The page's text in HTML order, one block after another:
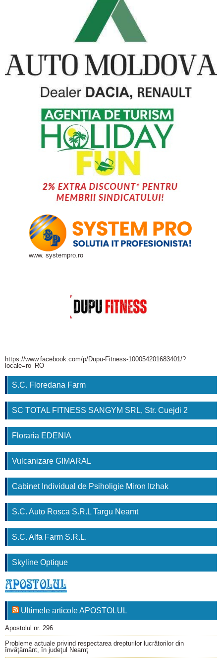
www. systempro.ro
https://www.facebook.com/p/Dupu-Fitness-100054201683401/?
locale=ro_RO
S.C. Floredana Farm
SC TOTAL FITNESS SANGYM SRL, Str. Cuejdi 2
Floraria EDENIA
Vulcanizare GIMARAL
Cabinet Individual de Psiholigie Miron Itzhak
S.C. Auto Rosca S.R.L Targu Neamt
S.C. Alfa Farm S.R.L.
Skyline Optique
Ultimele articole APOSTOLUL
Apostolul nr. 296
Probleme actuale privind respectarea drepturilor lucrătorilor din
învăţământ, în judeţul Neamţ